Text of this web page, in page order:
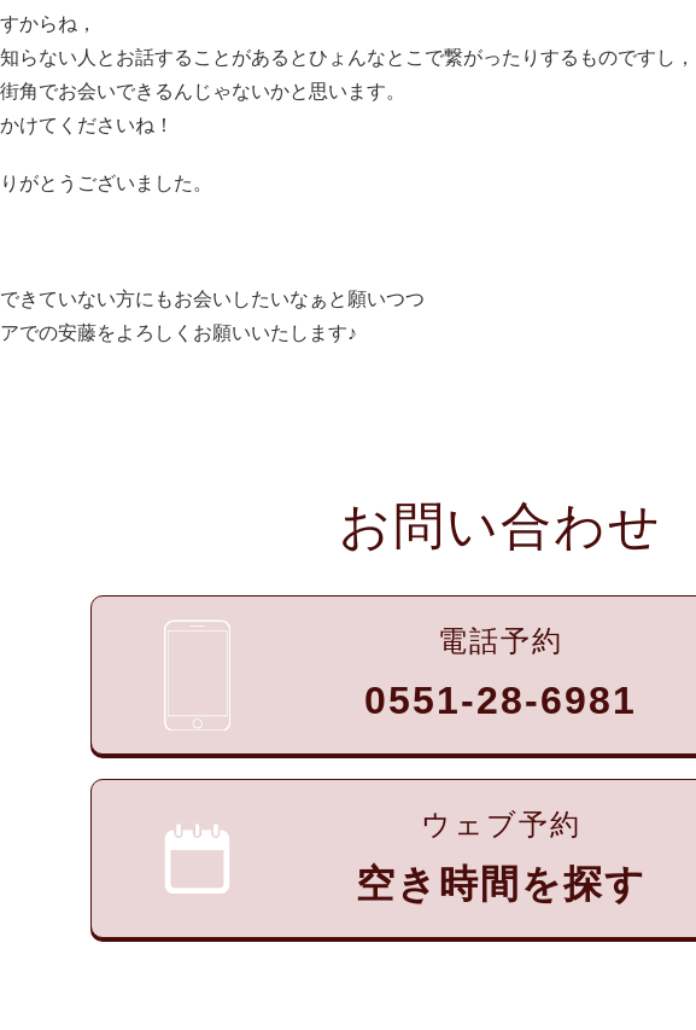
からね，
らない人とお話することがあるとひょんなとこで繋がったりするものですし，
角でお会いできるんじゃないかと思います。
けてくださいね！
がとうございました。
きていない方にもお会いしたいなぁと願いつつ
での安藤をよろしくお願いいたします♪
お問い合わせ
電話予約
0551-28-6981
ウェブ予約
空き時間を探す